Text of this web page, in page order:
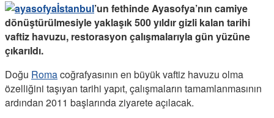
İstanbul’un fethinde Ayasofya’nın camiye
dönüştürülmesiyle yaklaşık 500 yıldır gizli kalan tarihi
vaftiz havuzu, restorasyon çalışmalarıyla gün yüzüne
çıkarıldı.
Doğu Romacoğrafyasının en büyük vaftiz havuzu olma
özelliğini taşıyan tarihi yapıt, çalışmaların tamamlanmasının
ardından 2011 başlarında ziyarete açılacak.